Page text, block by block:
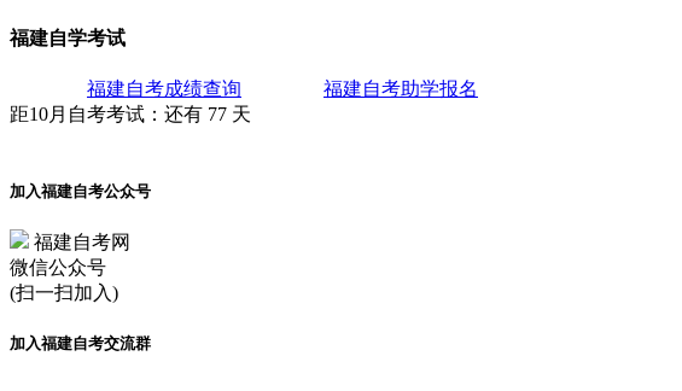
福建自学考试
福建自考成绩查询
福建自考助学报名
距10月 自考考试 ：还有 77 天
加入福建自考公众号
福建自考网
微信公众号
(扫一扫加入)
加入福建自考交流群